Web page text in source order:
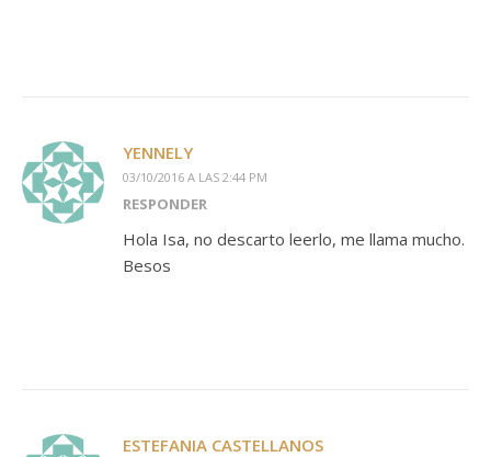
YENNELY
03/10/2016 A LAS 2:44 PM
RESPONDER
Hola Isa, no descarto leerlo, me llama mucho.
Besos
ESTEFANIA CASTELLANOS